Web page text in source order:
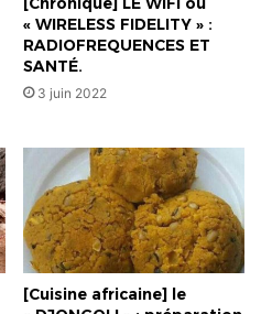
« WIRELESS FIDELITY » :
RADIOFREQUENCES ET
SANTÉ.
3 juin 2022
[Cuisine africaine] le